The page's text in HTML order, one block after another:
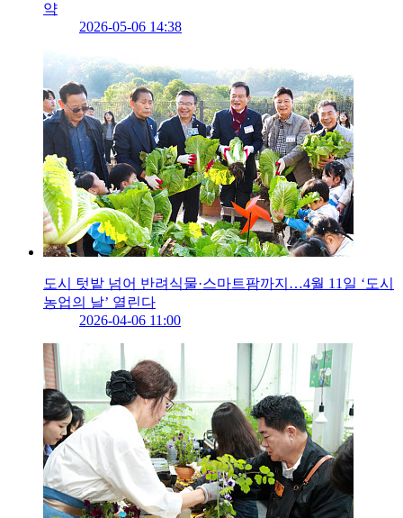
약
2026-05-06 14:38
도시 텃밭 넘어 반려식물·스마트팜까지…4월 11일 ‘도시
농업의 날’ 열린다
2026-04-06 11:00